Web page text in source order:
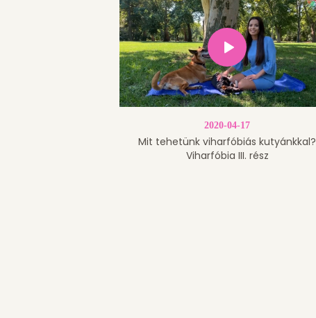
2020-04-17
Mit tehetünk viharfóbiás kutyánkkal?
Viharfóbia III. rész